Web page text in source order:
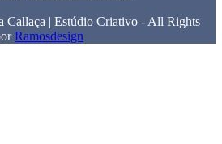
Callaça | Estúdio Criativo - All Rights
Ramosdesign